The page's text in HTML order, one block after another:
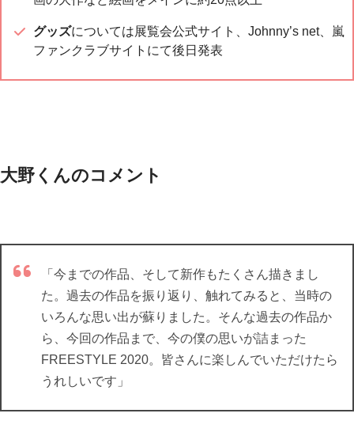
グッズについては展覧会公式サイト、Johnny’s net、嵐
ファンクラブサイトにて後日発表
大野くんのコメント
「今までの作品、そして新作もたくさん描きまし
た。過去の作品を振り返り、触れてみると、当時の
いろんな思い出が蘇りました。そんな過去の作品か
ら、今回の作品まで、今の僕の思いが詰まった
FREESTYLE 2020。皆さんに楽しんでいただけたら
うれしいです」